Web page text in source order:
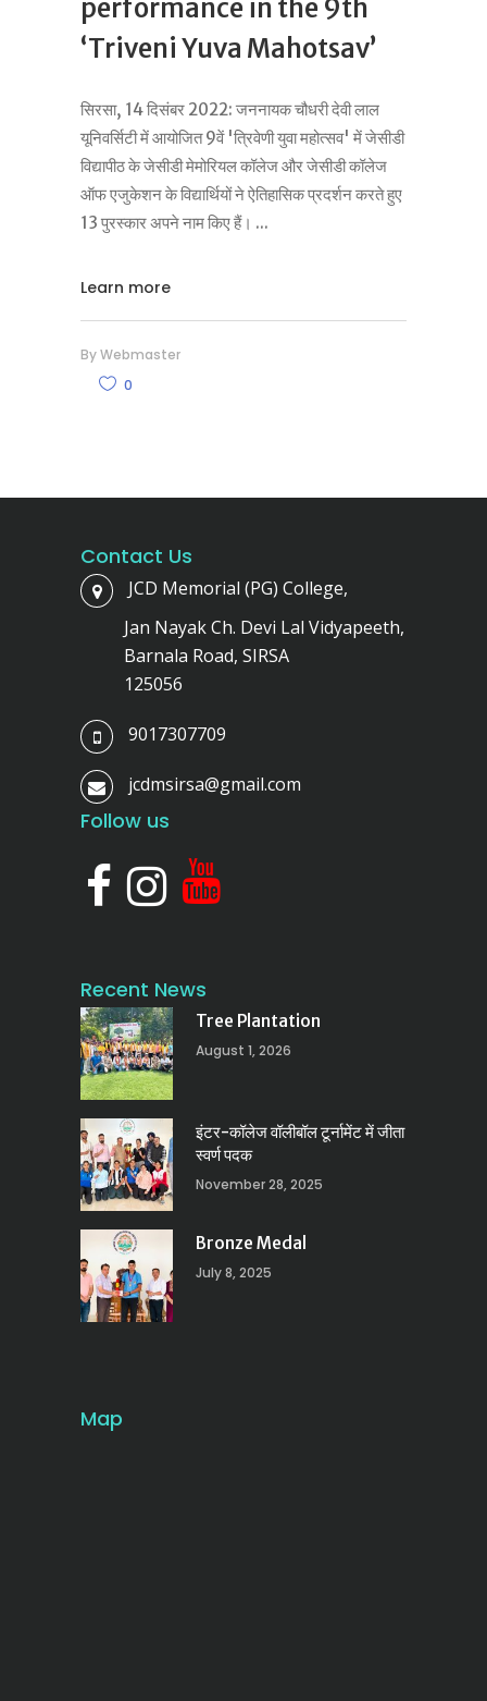
performance in the 9th
‘Triveni Yuva Mahotsav’
सिरसा, 14 दिसंबर 2022: जननायक चौधरी देवी लाल
यूनिवर्सिटी में आयोजित 9वें 'त्रिवेणी युवा महोत्सव' में जेसीडी
विद्यापीठ के जेसीडी मेमोरियल कॉलेज और जेसीडी कॉलेज
ऑफ एजुकेशन के विद्यार्थियों ने ऐतिहासिक प्रदर्शन करते हुए
13 पुरस्कार अपने नाम किए हैं।
Learn more
ByWebmaster
0
Contact Us
JCD Memorial (PG) College,
Jan Nayak Ch. Devi Lal Vidyapeeth,
Barnala Road, SIRSA
125056
9017307709
jcdmsirsa@gmail.com
Follow us
Recent News
Tree Plantation
August 1, 2026
इंटर-कॉलेज वॉलीबॉल टूर्नामेंट में जीता
स्वर्ण पदक
November 28, 2025
Bronze Medal
July 8, 2025
Map